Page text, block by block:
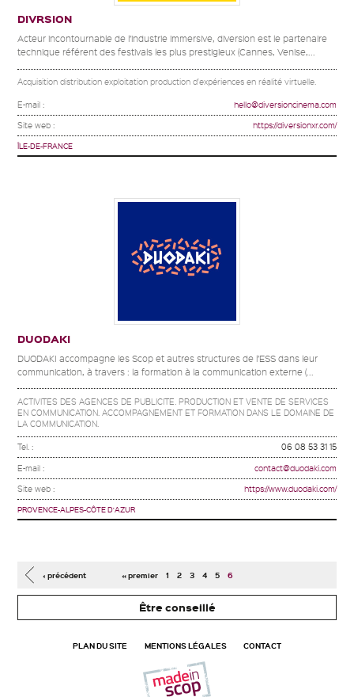
DIVRSION
Acteur incontournable de l’industrie immersive, diversion est le partenaire
technique référent des festivals les plus prestigieux (Cannes, Venise,...
Acquisition distribution exploitation production d'expériences en réalité virtuelle.
E-mail : hello@diversioncinema.com
Site web : https://diversionxr.com/
ÎLE-DE-FRANCE
DUODAKI
DUODAKI accompagne les Scop et autres structures de l’ESS dans leur
communication, à travers : la formation à la communication externe (...
ACTIVITES DES AGENCES DE PUBLICITE. PRODUCTION ET VENTE DE SERVICES
EN COMMUNICATION. ACCOMPAGNEMENT ET FORMATION DANS LE DOMAINE DE
LA COMMUNICATION.
Tel. : 06 08 53 31 15
E-mail : contact@duodaki.com
Site web : https://www.duodaki.com/
PROVENCE-ALPES-CÔTE D'AZUR
Pages
« premier
‹ précédent 1 2 3 4 5 6
Être conseillé
PLAN DU SITE MENTIONS LÉGALES CONTACT